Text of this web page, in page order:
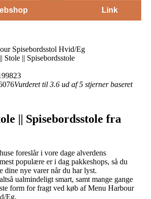
Link
Spisebordsstol Hvid/Eg
Stole || Spisebordsstole
Vurderet til 3.6 ud af 5 stjerner baseret
|| Spisebordsstole fra
foreslår i vore dage alverdens
populære er i dag pakkeshops, så du
dine nye varer når du har lyst.
ualmindeligt smart, samt mange gange
form for fragt ved køb af Menu Harbour
Eg.